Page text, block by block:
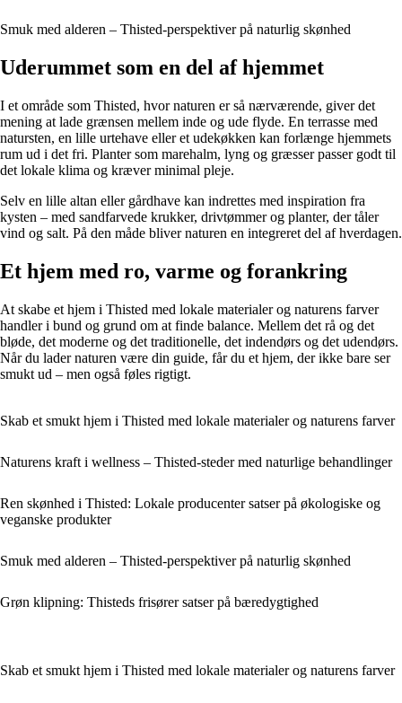
Smuk med alderen – Thisted-perspektiver på naturlig skønhed
Uderummet som en del af hjemmet
I et område som Thisted, hvor naturen er så nærværende, giver det
mening at lade grænsen mellem inde og ude flyde. En terrasse med
natursten, en lille urtehave eller et udekøkken kan forlænge hjemmets
rum ud i det fri. Planter som marehalm, lyng og græsser passer godt til
det lokale klima og kræver minimal pleje.
Selv en lille altan eller gårdhave kan indrettes med inspiration fra
kysten – med sandfarvede krukker, drivtømmer og planter, der tåler
vind og salt. På den måde bliver naturen en integreret del af hverdagen.
Et hjem med ro, varme og forankring
At skabe et hjem i Thisted med lokale materialer og naturens farver
handler i bund og grund om at finde balance. Mellem det rå og det
bløde, det moderne og det traditionelle, det indendørs og det udendørs.
Når du lader naturen være din guide, får du et hjem, der ikke bare ser
smukt ud – men også føles rigtigt.
Skab et smukt hjem i Thisted med lokale materialer og naturens farver
Naturens kraft i wellness – Thisted-steder med naturlige behandlinger
Ren skønhed i Thisted: Lokale producenter satser på økologiske og
veganske produkter
Smuk med alderen – Thisted-perspektiver på naturlig skønhed
Grøn klipning: Thisteds frisører satser på bæredygtighed
Skab et smukt hjem i Thisted med lokale materialer og naturens farver